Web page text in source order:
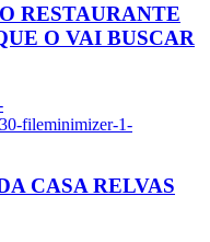
RESTAURANTE
O VAI BUSCAR
fileminimizer-1-
CASA RELVAS